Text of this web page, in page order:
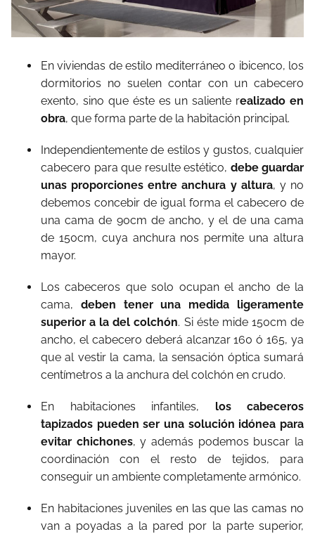
En viviendas de estilo mediterráneo o ibicenco, los
dormitorios no suelen contar con un cabecero
exento, sino que éste es un saliente realizado en
obra, que forma parte de la habitación principal.
Independientemente de estilos y gustos, cualquier
cabecero para que resulte estético, debe guardar
unas proporciones entre anchura y altura, y no
debemos concebir de igual forma el cabecero de
una cama de 90cm de ancho, y el de una cama
de 150cm, cuya anchura nos permite una altura
mayor.
Los cabeceros que solo ocupan el ancho de la
cama, deben tener una medida ligeramente
superior a la del colchón. Si éste mide 150cm de
ancho, el cabecero deberá alcanzar 160 ó 165, ya
que al vestir la cama, la sensación óptica sumará
centímetros a la anchura del colchón en crudo.
En habitaciones infantiles, los cabeceros
tapizados pueden ser una solución idónea para
evitar chichones, y además podemos buscar la
coordinación con el resto de tejidos, para
conseguir un ambiente completamente armónico.
En habitaciones juveniles en las que las camas no
van a poyadas a la pared por la parte superior,